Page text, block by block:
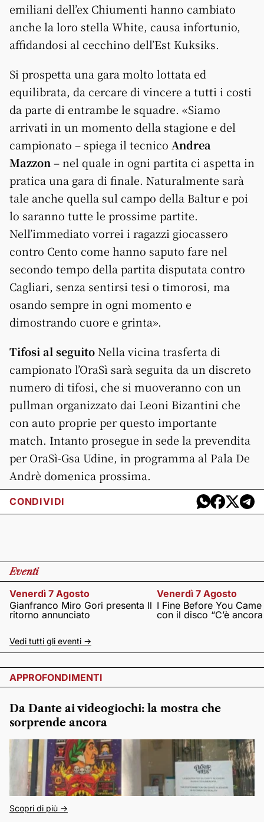
emiliani dell’ex Chiumenti hanno cambiato
anche la loro stella White, causa infortunio,
affidandosi al cecchino dell’Est Kuksiks.
Si prospetta una gara molto lottata ed
equilibrata, da cercare di vincere a tutti i costi
da parte di entrambe le squadre. «Siamo
arrivati in un momento della stagione e del
campionato – spiega il tecnico Andrea
Mazzon – nel quale in ogni partita ci aspetta in
pratica una gara di finale. Naturalmente sarà
tale anche quella sul campo della Baltur e poi
lo saranno tutte le prossime partite.
Nell’immediato vorrei i ragazzi giocassero
contro Cento come hanno saputo fare nel
secondo tempo della partita disputata contro
Cagliari, senza sentirsi tesi o timorosi, ma
osando sempre in ogni momento e
dimostrando cuore e grinta».
Tifosi al seguitoNella vicina trasferta di
campionato l’OraSì sarà seguita da un discreto
numero di tifosi, che si muoveranno con un
pullman organizzato dai Leoni Bizantini che
con auto proprie per questo importante
match. Intanto prosegue in sede la prevendita
per OraSì-Gsa Udine, in programma al Pala De
Andrè domenica prossima.
CONDIVIDI
Eventi
Venerdì 7 Agosto
Gianfranco Miro Gori presenta Il
ritorno annunciato
Venerdì 7 Agosto
I Fine Before You
con il disco “C’è
Vedi tutti gli eventi ->
APPROFONDIMENTI
Da Dante ai videogiochi: la mostra che
sorprende ancora
Scopri di più ->